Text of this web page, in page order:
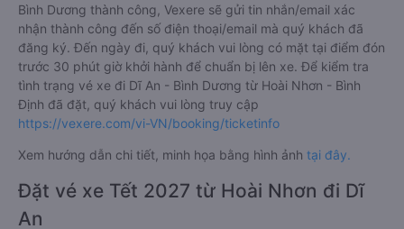
Bình Dương thành công, Vexere sẽ gửi tin nhắn/email xác
nhận thành công đến số điện thoại/email mà quý khách đã
đăng ký. Đến ngày đi, quý khách vui lòng có mặt tại điểm đón
trước 30 phút giờ khởi hành để chuẩn bị lên xe. Để kiểm tra
tình trạng vé xe đi Dĩ An - Bình Dương từ Hoài Nhơn - Bình
Định đã đặt, quý khách vui lòng truy cập
https://vexere.com/vi-VN/booking/ticketinfo
Xem hướng dẫn chi tiết, minh họa bằng hình ảnh tại đây.
Đặt vé xe Tết 2027 từ Hoài Nhơn đi Dĩ
An